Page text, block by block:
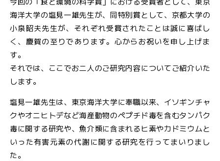
海洋大学の塩見一雄先生が、同特別賞として、京都大学の
小泉昭夫先生が、それぞれ受賞されたことは誠に喜ばし
く、慶賀の至りであります。心からお祝いを申し上げま
す。
それでは、ここでお二人のご研究内容についてご紹介いた
します。
塩見一雄先生は、東京海洋大学に奉職以来、イソギンチャ
クやオニヒトデなど海産動物のペプチド毒を含むタンパク
毒に関する研究や、魚介類に含まれるヒ素やカドミウムと
いった有害元素の代謝に関する研究を行ってまいりまし
た。